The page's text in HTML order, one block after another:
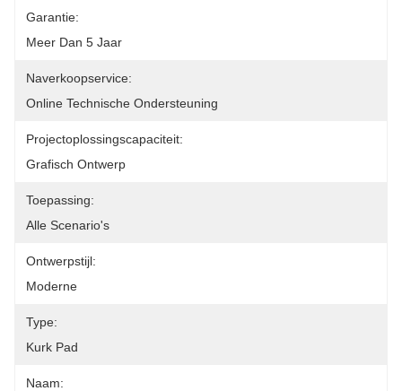
Garantie:
Meer Dan 5 Jaar
Naverkoopservice:
Online Technische Ondersteuning
Projectoplossingscapaciteit:
Grafisch Ontwerp
Toepassing:
Alle Scenario's
Ontwerpstijl:
Moderne
Type:
Kurk Pad
Naam: